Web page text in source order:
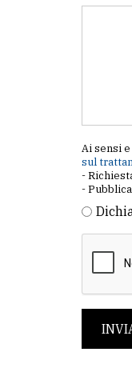
Ai sensi
sul
-
-